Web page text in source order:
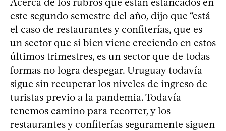
este segundo semestre del año, dijo que “está
el caso de restaurantes y confiterías, que es
un sector que si bien viene creciendo en estos
últimos trimestres, es un sector que de todas
formas no logra despegar. Uruguay todavía
sigue sin recuperar los niveles de ingreso de
turistas previo a la pandemia. Todavía
tenemos camino para recorrer, y los
restaurantes y confiterías seguramente siguen